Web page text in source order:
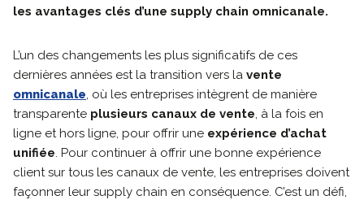
les avantages clés d’une supply chain omnicanale.
L’un des changements les plus significatifs de ces
dernières années est la transition vers la vente
omnicanale, où les entreprises intègrent de manière
transparente plusieurs canaux de vente, à la fois en
ligne et hors ligne, pour offrir une expérience d’achat
unifiée. Pour continuer à offrir une bonne expérience
client sur tous les canaux de vente, les entreprises doivent
façonner leur supply chain en conséquence. C’est un défi,